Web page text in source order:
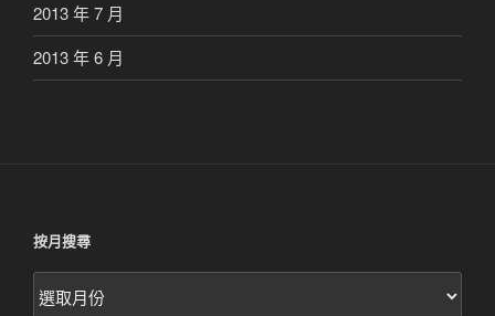
2013 年 7 月
2013 年 6 月
按月搜尋
按
月